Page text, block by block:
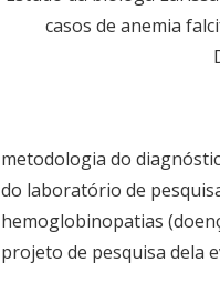
casos de anemia
metodologia do
do laboratório de
hemoglobinopatias
projeto de pesquisa dela